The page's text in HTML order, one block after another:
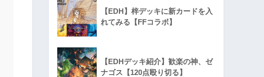
【EDH】梓デッキに新カードを入
れてみる【FFコラボ】
【EDHデッキ紹介】歓楽の神、ゼ
ナゴス【120点殴り切る】